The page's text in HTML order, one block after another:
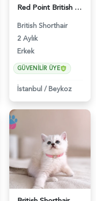
Red Point British Shorthair Erkek - 4692
British Shorthair
2 Aylık
Erkek
GÜVENILIR ÜYE
İstanbul /Beykoz